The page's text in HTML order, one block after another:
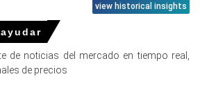
límites de COV y las interrupciones
PO redujeron la disponibilidad
del Carbonato de Propileno en
view historical insights
de noticias del mercado en tiempo real,
de precios